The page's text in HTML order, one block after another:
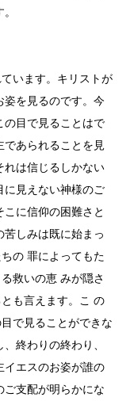
います。キリストが
姿を見るのです。今
の目で見ることはで
であられることを見
れは信じるしかない
に見えない神様のご
に信仰の困難さと
しみは既に始まっ
の 罪によってもた
救いの恵 みが隠さ
も言えます。こ の
で見ることができな
終わりの終わり、
イエスのお姿が誰の
ご支配が明らかにな